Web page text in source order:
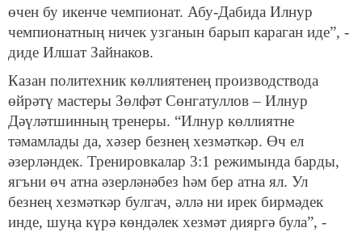
өчен бу икенче чемпионат. Абу-Дабида Илнур
чемпионатның ничек узганын барып караган иде”, -
диде Илшат Зайнаков.
Казан политехник көллиятенең производствода
өйрәтү мастеры Зөлфәт Сөнгатуллов – Илнур
Дәүләтшинның тренеры. “Илнур көллиятне
тәмамлады да, хәзер безнең хезмәткәр. Өч ел
әзерләндек. Тренировкалар 3:1 режимында барды,
ягъни өч атна әзерләнәбез һәм бер атна ял. Ул
безнең хезмәткәр булгач, әллә ни ирек бирмәдек
инде, шуңа күрә көндәлек хезмәт дияргә була”, -